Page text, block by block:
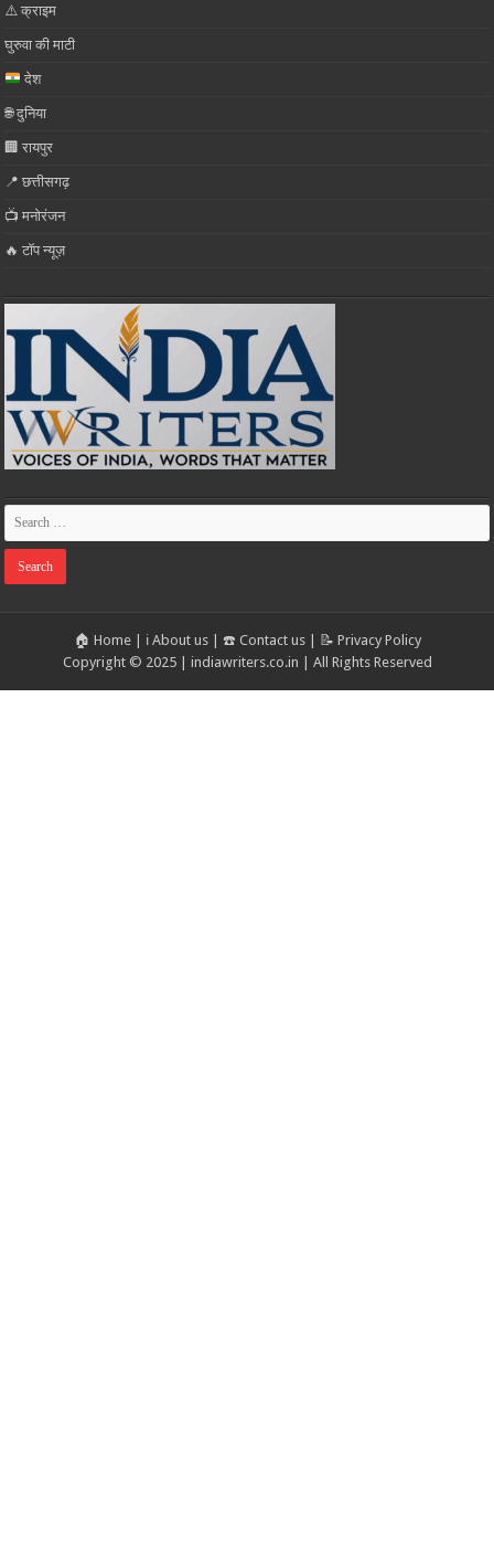
⚠️ क्राइम
घुरुवा की माटी
देश
🌐 दुनिया
🏢 रायपुर
📍 छत्तीसगढ़
📺 मनोरंजन
🔥 टॉप न्यूज़
🏠 Home| ℹ️ About us| ☎️ Contact us|
📝 Privacy Policy
Copyright © 2025 | indiawriters.co.in | All Rights Reserved